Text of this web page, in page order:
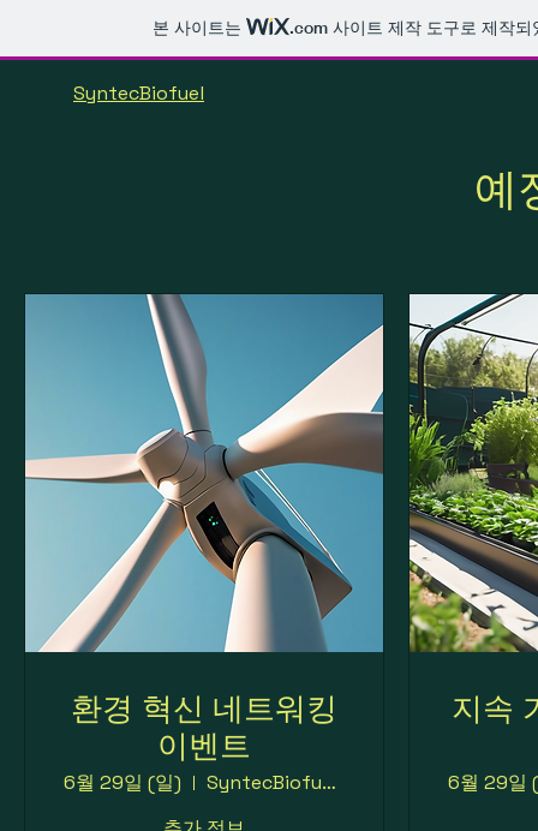
본 사이트는 .com 사이트 제작 도구로 제작
SyntecBiofuel
예
환경 혁신 네트워킹
이벤트
6월 29일 (일)
SyntecBiofuel 본사
지속
6월 29일